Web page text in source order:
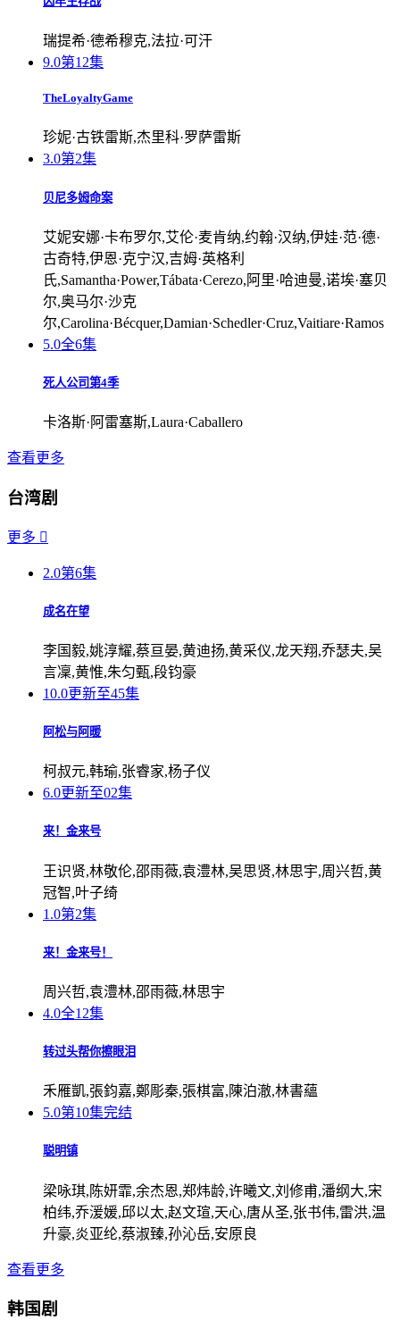
瑞提希·德希穆克,法拉·可汗
9.0第12集
TheLoyaltyGame
珍妮·古铁雷斯,杰里科·罗萨雷斯
3.0第2集
贝尼多姆命案
艾妮安娜·卡布罗尔,艾伦·麦肯纳,约翰·汉纳,伊娃·范·德·
古奇特,伊恩·克宁汉,吉姆·英格利
氏,Samantha·Power,Tábata·Cerezo,阿里·哈迪曼,诺埃·塞贝
尔,奥马尔·沙克
尔,Carolina·Bécquer,Damian·Schedler·Cruz,Vaitiare·Ramos
5.0全6集
死人公司第4季
卡洛斯·阿雷塞斯,Laura·Caballero
查看更多
台湾剧
更多 
2.0第6集
成名在望
李国毅,姚淳耀,蔡亘晏,黄迪扬,黄采仪,龙天翔,乔瑟夫,吴
言凜,黄惟,朱匀甄,段钧豪
10.0更新至45集
阿松与阿暖
柯叔元,韩瑜,张睿家,杨子仪
6.0更新至02集
来！金来号
王识贤,林敬伦,邵雨薇,袁澧林,吴思贤,林思宇,周兴哲,黄
冠智,叶子绮
1.0第2集
来！金来号！
周兴哲,袁澧林,邵雨薇,林思宇
4.0全12集
转过头帮你擦眼泪
禾雁凱,張鈞嘉,鄭彫秦,張棋富,陳泊澈,林書蘊
5.0第10集完结
聪明镇
梁咏琪,陈妍霏,余杰恩,郑炜龄,许曦文,刘修甫,潘纲大,宋
柏纬,乔湲媛,邱以太,赵文瑄,天心,唐从圣,张书伟,雷洪,温
升豪,炎亚纶,蔡淑臻,孙沁岳,安原良
查看更多
韩国剧